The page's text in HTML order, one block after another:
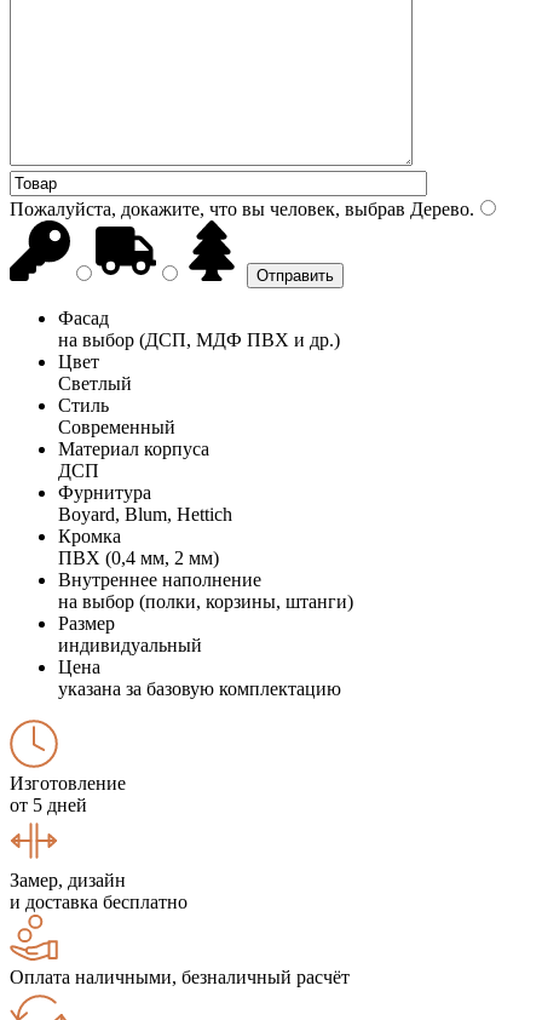
Пожалуйста, докажите, что вы человек, выбрав Дерево.
Фасад
на выбор (ДСП, МДФ ПВХ и др.)
Цвет
Светлый
Стиль
Современный
Материал корпуса
ДСП
Фурнитура
Boyard, Blum, Hettich
Кромка
ПВХ (0,4 мм, 2 мм)
Внутреннее наполнение
на выбор (полки, корзины, штанги)
Размер
индивидуальный
Цена
указана за базовую комплектацию
Изготовление
от 5 дней
Замер, дизайн
и доставка бесплатно
Оплата наличными, безналичный расчёт